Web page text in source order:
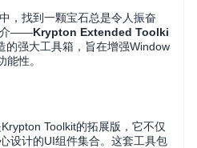
，找到一颗宝石总是令人振奋
介——Krypton Extended Toolki
的强大工具箱，旨在增强Window
性。
Toolkit的拓展版，它不仅
设计的UI组件集合。这套工具包